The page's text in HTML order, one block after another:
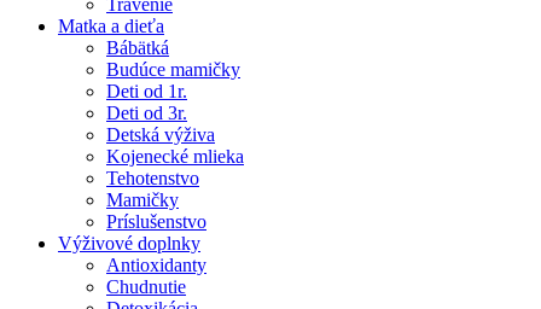
Trávenie
Matka a dieťa
Bábätká
Budúce mamičky
Deti od 1r.
Deti od 3r.
Detská výživa
Kojenecké mlieka
Tehotenstvo
Mamičky
Príslušenstvo
Výživové doplnky
Antioxidanty
Chudnutie